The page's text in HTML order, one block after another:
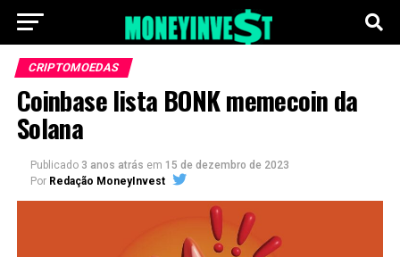
CRIPTOMOEDAS
Coinbase lista BONK memecoin da
Solana
Publicado 3 anos atrás em 15 de dezembro de 2023
Por Redação MoneyInvest